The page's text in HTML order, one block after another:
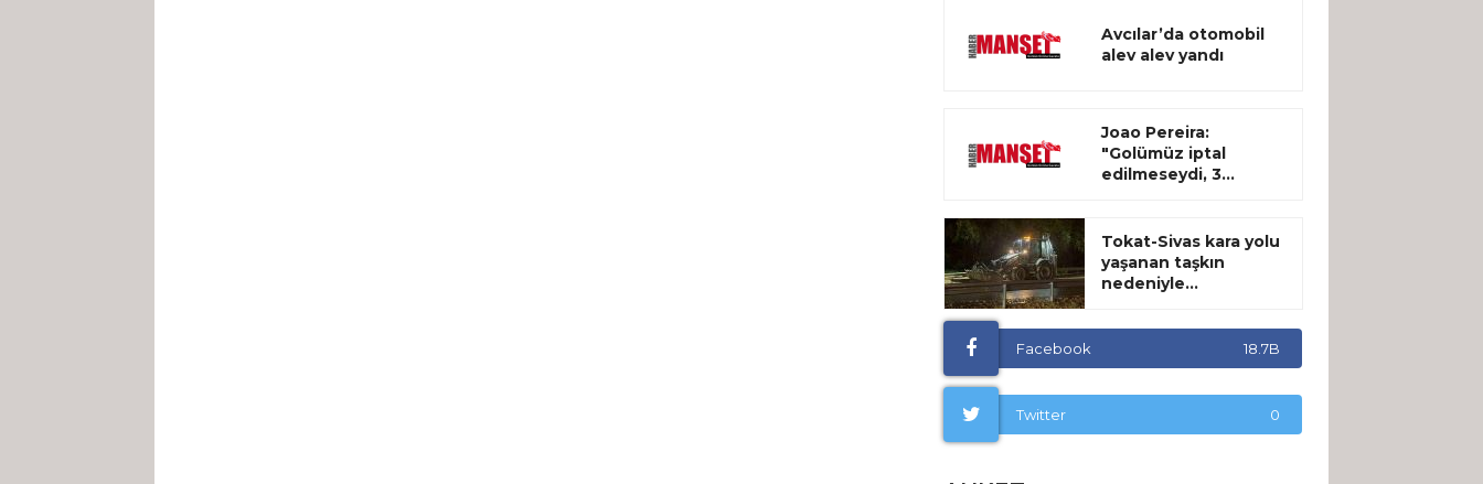
Avcılar’da otomobil
alev alev yandı
Joao Pereira:
"Golümüz iptal
edilmeseydi, 3...
Tokat-Sivas kara yolu
yaşanan taşkın
nedeniyle...
Facebook 18.7B
Twitter 0